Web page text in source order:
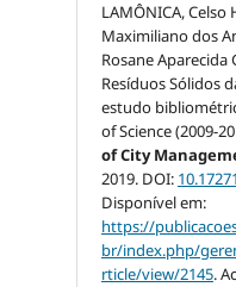
LAMÔNICA, Celso
Maximiliano dos
Rosane Aparecida
Resíduos Sólidos
estudo
of Science (2009-
of City
2019. DOI:
Disponível em:
https://
br/index.php/
rticle/view/2145.